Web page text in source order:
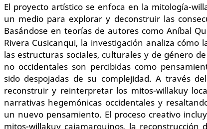
El proyecto artístico se enfoca en la mitología-
un medio para explorar y deconstruir las
Basándose en teorías de autores como Aníbal
Rivera Cusicanqui, la investigación analiza cómo
las estructuras sociales, culturales y de género
no occidentales son percibidas como
sido despojadas de su complejidad. A través
reconstruir y reinterpretar los mitos-willakuy
narrativas hegemónicas occidentales y
un nuevo pensamiento. El proceso creativo
mitos-willakuy cajamarquinos, la reconstrucción